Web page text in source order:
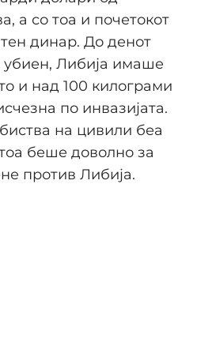
а со тоа и почетокот
динар. До денот
Либија имаше
и над 100 килограми
по инвазијата.
на цивили беа
беше доволно за
против Либија.